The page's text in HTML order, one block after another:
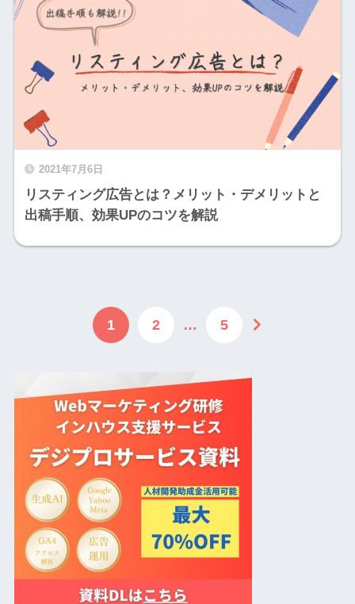
2021年7月6日
リスティング広告とは？メリット・デメリットと
出稿手順、効果UPのコツを解説
1 2 … 5